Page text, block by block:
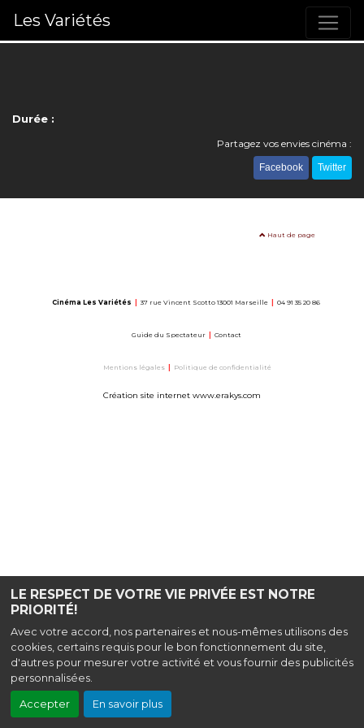
LE RESPECT DE VOTRE VIE PRIVÉE EST NOTRE
PRIORITÉ!
Avec votre accord, nos partenaires et nous-mêmes utilisons des
cookies, certains requis pour le bon fonctionnement du site,
d'autres pour mesurer votre activité et vous fournir des publicités
personnalisées.
Accepter En savoir plus
Les Variétés
Durée :
Partagez vos envies cinéma :
Facebook Twitter
Haut de page
Cinéma Les Variétés 37 rue Vincent Scotto 13001 Marseille 04 91 35 20 86
Guide du Spectateur Contact
Mentions légales Politique de confidentialité
Création site internet www.erakys.com